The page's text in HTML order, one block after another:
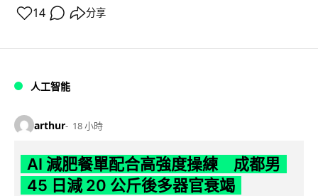
14 分享
人工智能
arthur 18 小時
AI 減肥餐單配合高強度操練 成都男
45 日減 20 公斤後多器官衰竭